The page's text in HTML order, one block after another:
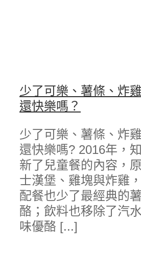
少了可樂、薯條、炸
還快樂嗎？
少了可樂、薯條、炸
還快樂嗎? 2016年，
新了兒童餐的內容，
士漢堡、雞塊與炸雞
配餐也少了最經典的
酪；飲料也移除了汽
味優酪 [...]